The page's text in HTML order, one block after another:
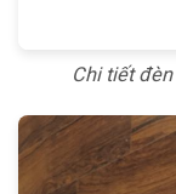
Chi tiết